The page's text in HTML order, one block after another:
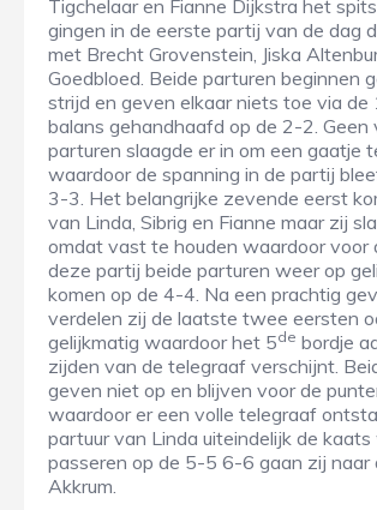
Tigchelaar en Fianne Dijkstra het
gingen in de eerste partij van de dag
met Brecht Grovenstein, Jiska
Goedbloed. Beide parturen beginnen
strijd en geven elkaar niets toe via
balans gehandhaafd op de 2-2. Geen
parturen slaagde er in om een gaatje
waardoor de spanning in de partij
3-3. Het belangrijke zevende eerst
van Linda, Sibrig en Fianne maar zij
omdat vast te houden waardoor voor
deze partij beide parturen weer op
komen op de 4-4. Na een prachtig
verdelen zij de laatste twee eersten
gelijkmatig waardoor het 5de bordje
zijden van de telegraaf verschijnt.
geven niet op en blijven voor de
waardoor er een volle telegraaf
partuur van Linda uiteindelijk de
passeren op de 5-5 6-6 gaan zij naar
Akkrum.